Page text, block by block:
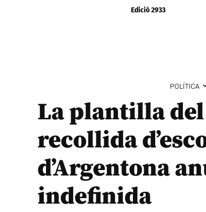
Edició 2933
POLÍTICA
La plantilla
recollida
d’Argentona
indefinida